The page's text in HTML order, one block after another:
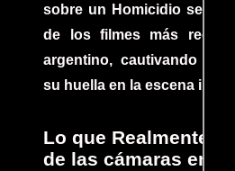
sobre un Homicidio se ha
de los filmes más
argentino, cautivando
su huella en la escena
Lo que Realmente
de las cámaras en